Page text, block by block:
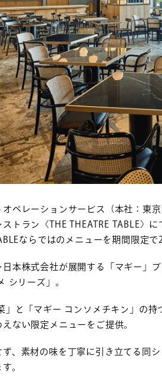
ペレーションサービス（本社：東
トラン〈THE THEATRE TABLE〉
ならではのメニューを期間限定
本株式会社が展開する「マギー」
シリーズ」。
」と「マギー コンソメチキン」の
ない限定メニューをご提供。
、素材の味を丁寧に引き立てる同
。